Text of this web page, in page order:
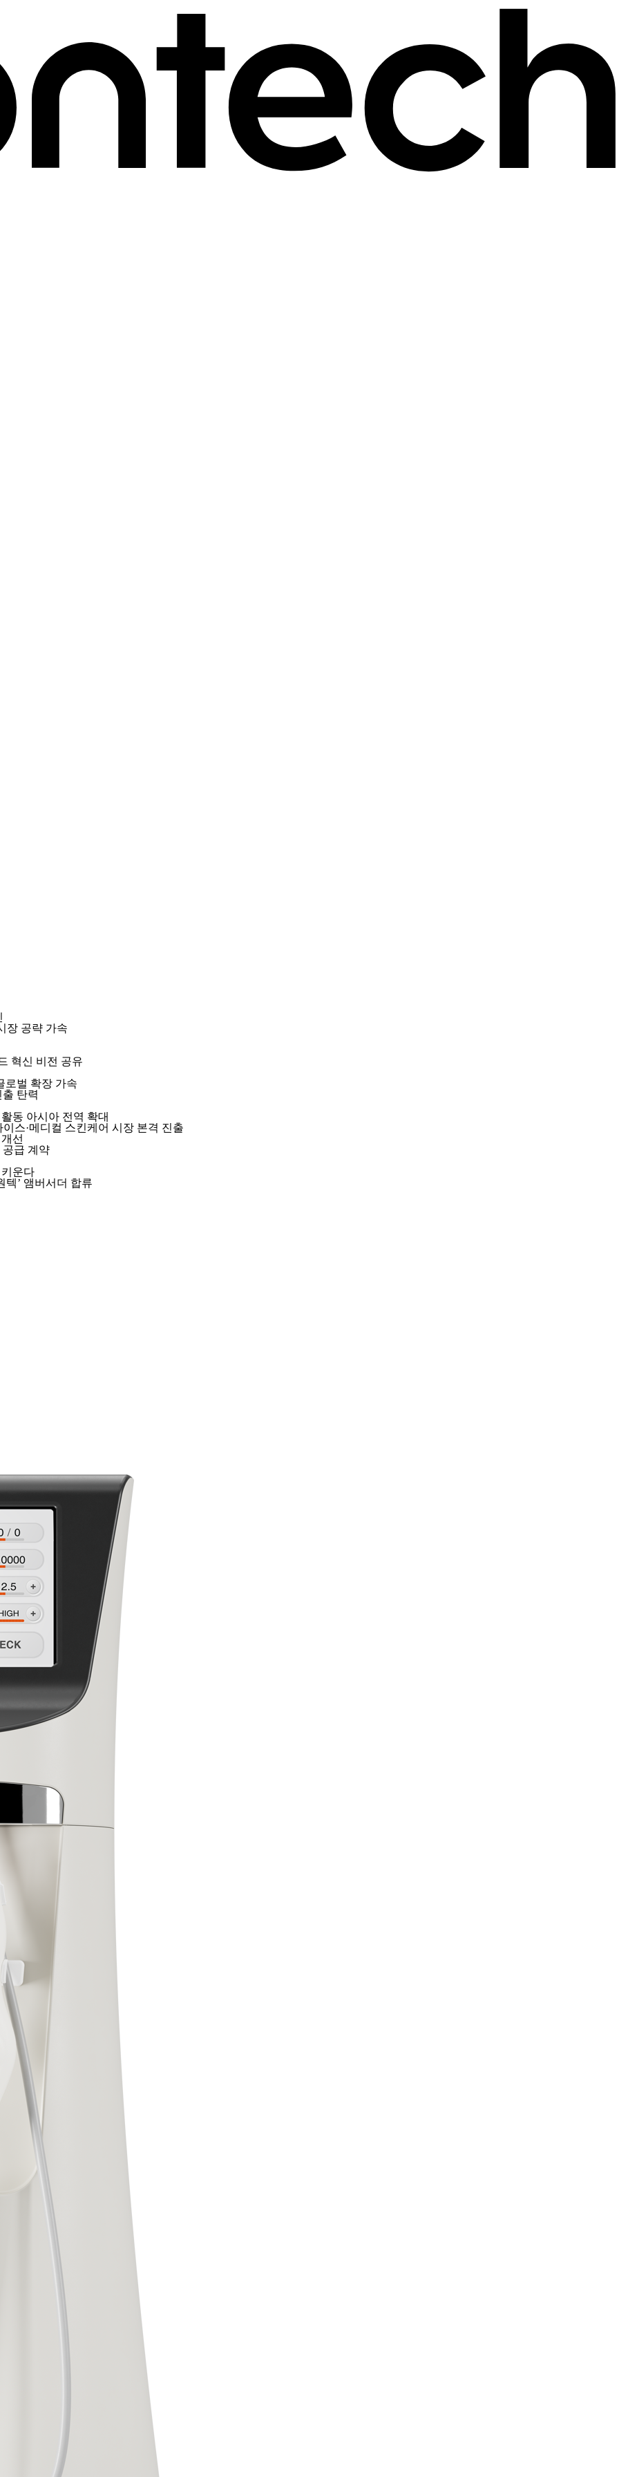
장 공략 가속
혁신 비전 공유
로벌 확장 가속
탄력
동 아시아 전역 확대
스·메디컬 스킨케어 시장 본격 진출
선
급 계약
운다
’ 앰버서더 합류